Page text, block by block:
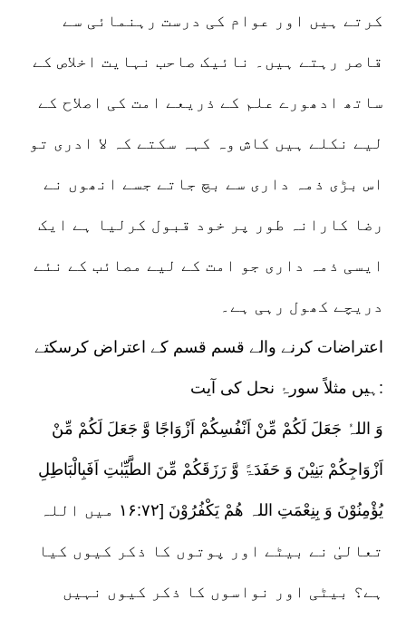
کرتے ہیں اور عوام کی درست رہنمائی سے
قاصر رہتے ہیں۔ نائیک صاحب نہایت اخلاص کے
ساتھ ادھورے علم کے ذریعے امت کی اصلاح کے
لیے نکلے ہیں کاش وہ کہہ سکتے کہ لا ادری تو
اس بڑی ذمہ داری سے بچ جاتے جسے انھوں نے
رضا کارانہ طور پر خود قبول کرلیا ہے ایک
ایسی ذمہ داری جو امت کے لیے مصائب کے نئے
دریچے کھول رہی ہے۔
اعتراضات کرنے والے قسم قسم کے اعتراض کرسکتے
ہیں مثلاً سورۂ نحل کی آیت:
وَ اللہُ جَعَلَ لَکُمْ مِّنْ اَنْفُسِکُمْ اَزْوَاجًا وَّ جَعَلَ لَکُمْ مِّنْ
اَزْوَاجِکُمْ بَنِیْنَ وَ حَفَدَۃً وَّ رَزَقَکُمْ مِّنَ الطَّیِّبٰتِ اَفَبِالْبَاطِلِ
یُؤْمِنُوْنَ وَ بِنِعْمَتِ اللہ ھُمْ یَکْفُرُوْنَ [۱۶:۷۲ میں اللہ
تعالیٰ نے بیٹے اور پوتوں کا ذکر کیوں کیا
ہے؟ بیٹی اور نواسوں کا ذکر کیوں نہیں